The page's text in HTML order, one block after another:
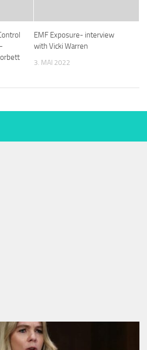
EMF Exposure- interview
with Vicki Warren
3. MAI 2022